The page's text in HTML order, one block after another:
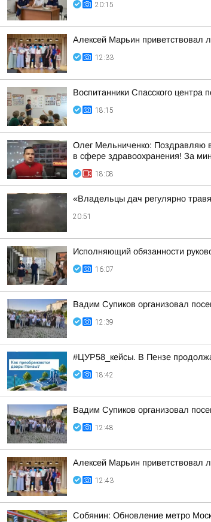
20:15
Алексей Марьин приветствовал
12:33
Воспитанники Спасского
18:15
Олег Мельниченко: Поздравляю
в сфере здравоохранения! За
18:08
«Владельцы дач регулярно
20:51
Исполняющий обязанности
16:07
Вадим Супиков организовал
12:39
#ЦУР58_кейсы. В Пензе
18:42
Вадим Супиков организовал
12:48
Алексей Марьин приветствовал
12:43
Собянин: Обновление метро